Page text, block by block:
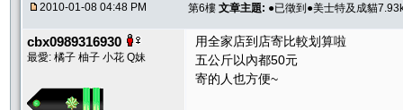
2010-01-08 04:48 PM 第6樓 文章主題: ●已徵到●美士特及成貓
cbx0989316930
最愛: 橘子 柚子 小花 Q妹
用全家店到店寄比較划算啦
五公斤以內都50元
寄的人也方便~